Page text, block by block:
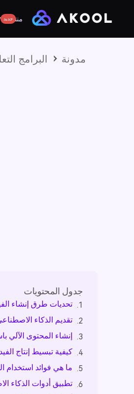
منتجات
جديد
مدونة البرامج
جدول المحتويات
1.
تحديات طرق إنشاء
2.
تقديم الذكاء
3.
إنشاء المحتوى الآلي
4.
كيفية تبسيط إنتاج
5.
ما هي فوائد استخدام
6.
تطبيق أدوات الذكاء